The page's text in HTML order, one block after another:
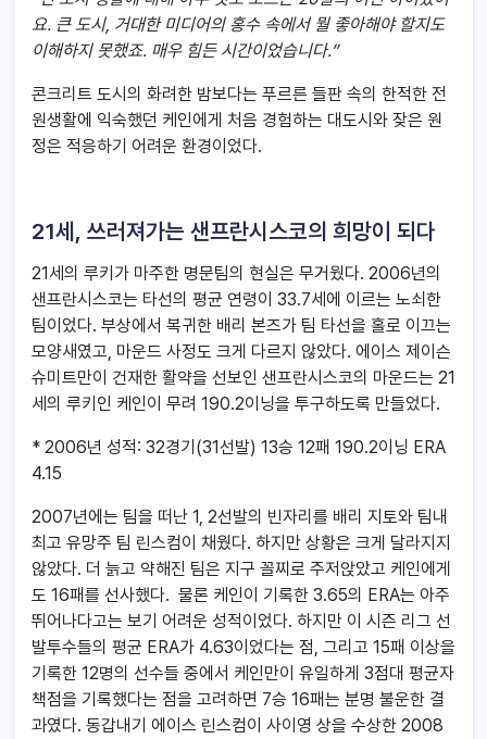
요. 큰 도시, 거대한 미디어의 홍수 속에서 뭘 좋아해야 할지도
이해하지 못했죠. 매우 힘든 시간이었습니다.”
콘크리트 도시의 화려한 밤보다는 푸르른 들판 속의 한적한 전
원생활에 익숙했던 케인에게 처음 경험하는 대도시와 잦은 원
정은 적응하기 어려운 환경이었다.
21세, 쓰러져가는 샌프란시스코의 희망이 되다
21세의 루키가 마주한 명문팀의 현실은 무거웠다. 2006년의
샌프란시스코는 타선의 평균 연령이 33.7세에 이르는 노쇠한
팀이었다. 부상에서 복귀한 배리 본즈가 팀 타선을 홀로 이끄는
모양새였고, 마운드 사정도 크게 다르지 않았다. 에이스 제이슨
슈미트만이 건재한 활약을 선보인 샌프란시스코의 마운드는 21
세의 루키인 케인이 무려 190.2이닝을 투구하도록 만들었다.
* 2006년 성적: 32경기(31선발) 13승 12패 190.2이닝 ERA
4.15
2007년에는 팀을 떠난 1, 2선발의 빈자리를 배리 지토와 팀내
최고 유망주 팀 린스컴이 채웠다. 하지만 상황은 크게 달라지지
않았다. 더 늙고 약해진 팀은 지구 꼴찌로 주저앉았고 케인에게
도 16패를 선사했다. 물론 케인이 기록한 3.65의 ERA는 아주
뛰어나다고는 보기 어려운 성적이었다. 하지만 이 시즌 리그 선
발투수들의 평균 ERA가 4.63이었다는 점, 그리고 15패 이상을
기록한 12명의 선수들 중에서 케인만이 유일하게 3점대 평균자
책점을 기록했다는 점을 고려하면 7승 16패는 분명 불운한 결
과였다. 동갑내기 에이스 린스컴이 사이영 상을 수상한 2008